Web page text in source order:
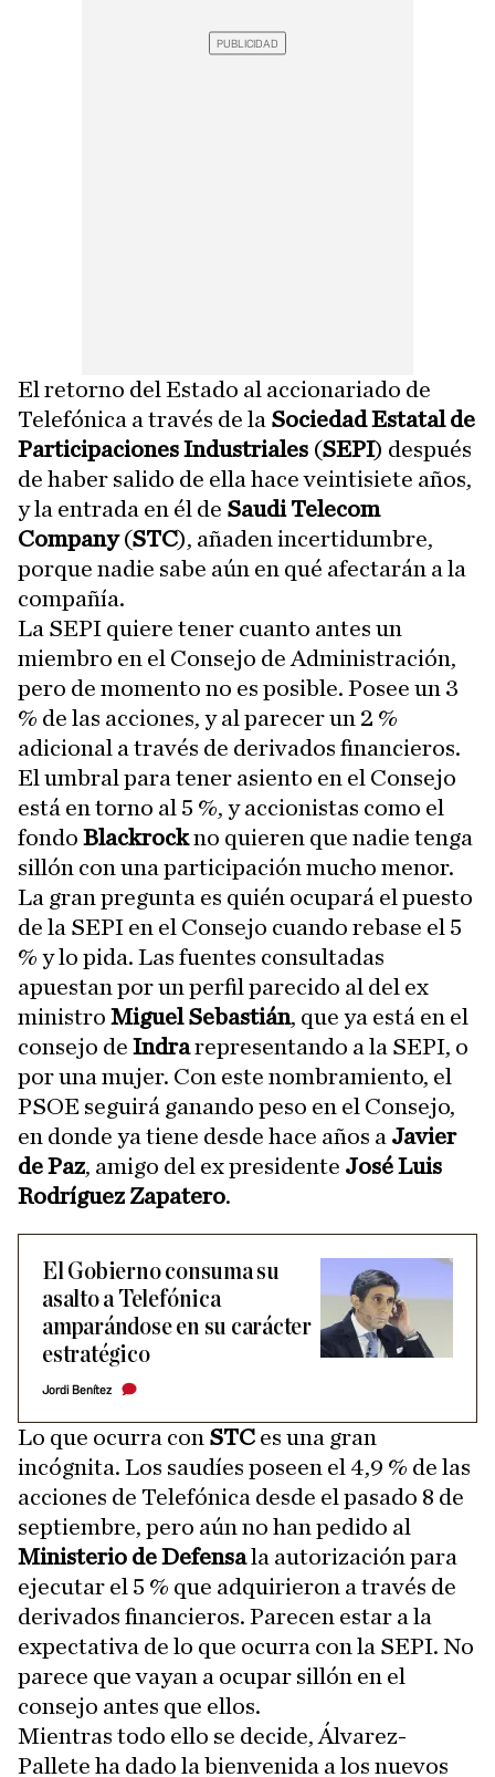
El retorno del Estado al accionariado de
Telefónica a través de la Sociedad Estatal de
Participaciones Industriales (SEPI) después
de haber salido de ella hace veintisiete años,
y la entrada en él de Saudi Telecom
Company(STC), añaden incertidumbre,
porque nadie sabe aún en qué afectarán a la
compañía.
La SEPI quiere tener cuanto antes un
miembro en el Consejo de Administración,
pero de momento no es posible. Posee un 3
% de las acciones, y al parecer un 2 %
adicional a través de derivados financieros.
El umbral para tener asiento en el Consejo
está en torno al 5 %, y accionistas como el
fondo Blackrockno quieren que nadie tenga
sillón con una participación mucho menor.
La gran pregunta es quién ocupará el puesto
de la SEPI en el Consejo cuando rebase el 5
% y lo pida. Las fuentes consultadas
apuestan por un perfil parecido al del ex
ministro Miguel Sebastián, que ya está en el
consejo de Indrarepresentando a la SEPI, o
por una mujer. Con este nombramiento, el
PSOE seguirá ganando peso en el Consejo,
en donde ya tiene desde hace años a Javier
de Paz, amigo del ex presidente José Luis
Rodríguez Zapatero.
El Gobierno consuma su
asalto a Telefónica
amparándose en su carácter
estratégico
Jordi Benítez
Lo que ocurra con STC es una gran
incógnita. Los saudíes poseen el 4,9 % de las
acciones de Telefónica desde el pasado 8 de
septiembre, pero aún no han pedido al
Ministerio de Defensala autorización para
ejecutar el 5 % que adquirieron a través de
derivados financieros. Parecen estar a la
expectativa de lo que ocurra con la SEPI. No
parece que vayan a ocupar sillón en el
consejo antes que ellos.
Mientras todo ello se decide, Álvarez-
Pallete ha dado la bienvenida a los nuevos